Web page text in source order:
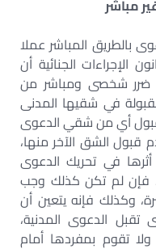
مباشر
بالطريق المباشر عملا
۲۷، ۳۳۲ من قانون الإجراءات الجنائية أن
ضرر شخصى ومباشر من
في شقيها المدنى
قبول أي من شقي الدعوى
قبول الشق الآخر منها،
أثرها في تحريك الدعوى
فإن لم تكن كذلك وجب
وكذلك فإنه يتعين أن
تقبل الدعوى المدنية،
ولا تقوم بمفردها أمام